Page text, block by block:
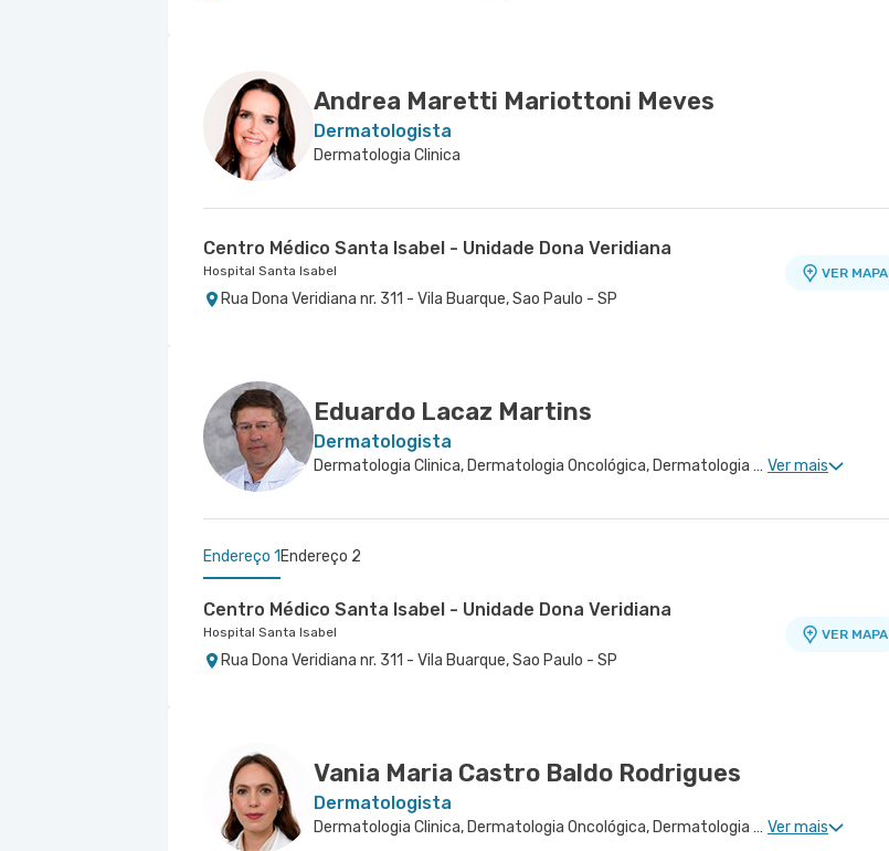
Andrea Maretti Mariottoni Meves
Dermatologista
Dermatologia Clinica
Centro Médico Santa Isabel - Unidade Dona Veridiana
Hospital Santa Isabel
Rua Dona Veridiana nr. 311 - Vila Buarque, Sao Paulo - SP
VER MAPA
Eduardo Lacaz Martins
Dermatologista
Dermatologia Clinica, Dermatologia Oncológica, Dermatologia de Tratamento de Hidradenite, Dermatologia Tratamento de Dermatite Atópica, Dermatologia de Tratamento de Psoríase, Dermatologiatratamento de Urticária Crônica Ver mais
Endereço 1 Endereço 2
Centro Médico Santa Isabel - Unidade Dona Veridiana
Hospital Santa Isabel
Rua Dona Veridiana nr. 311 - Vila Buarque, Sao Paulo - SP
VER MAPA
Conceicao, Sao Paulo - SP
Vania Maria Castro Baldo Rodrigues
Dermatologista
Dermatologia Clinica, Dermatologia Oncológica, Dermatologia de Tratamento de Hidradenite, Dermatologiatratamento de Urticária Crônica, Dermatologia Tratamento de Dermatite Atópica Ver mais